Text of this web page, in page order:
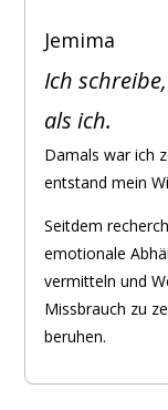
Jemima
Ich
als ich.
Damals war ich
entstand mein
Seitdem
emotionale
vermitteln und
Missbrauch zu
beruhen.